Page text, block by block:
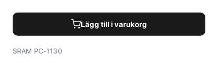
Lägg till i varukorg
SRAM PC-1130